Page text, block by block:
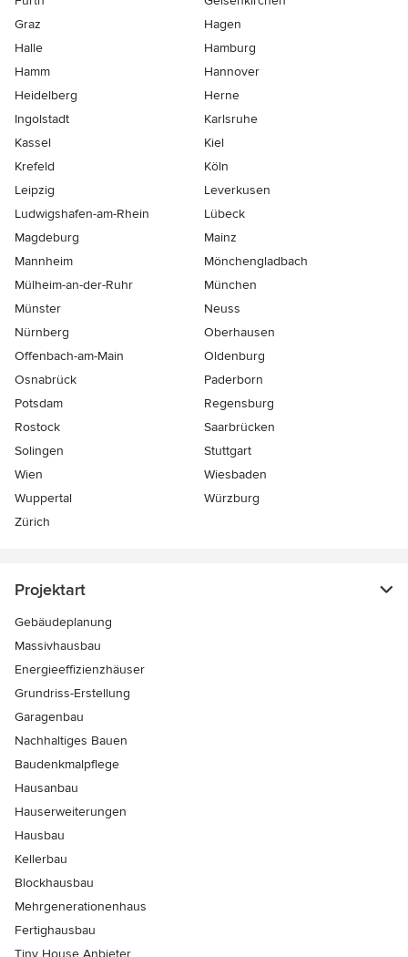
Graz
Hagen
Halle
Hamburg
Hamm
Hannover
Heidelberg
Herne
Ingolstadt
Karlsruhe
Kassel
Kiel
Krefeld
Köln
Leipzig
Leverkusen
Ludwigshafen-am-Rhein
Lübeck
Magdeburg
Mainz
Mannheim
Mönchen­gladbach
Mülheim-an-der-Ruhr
München
Münster
Neuss
Nürnberg
Oberhausen
Offenbach-am-Main
Oldenburg
Osnabrück
Paderborn
Potsdam
Regensburg
Rostock
Saarbrücken
Solingen
Stuttgart
Wien
Wiesbaden
Wuppertal
Würzburg
Zürich
Projektart
Gebäudeplanung
Massivhausbau
Energieeffizienzhäuser
Grundriss-Erstellung
Garagenbau
Nachhaltiges Bauen
Baudenkmalpflege
Hausanbau
Hauserweiterungen
Hausbau
Kellerbau
Blockhausbau
Mehrgenerationenhaus
Fertighausbau